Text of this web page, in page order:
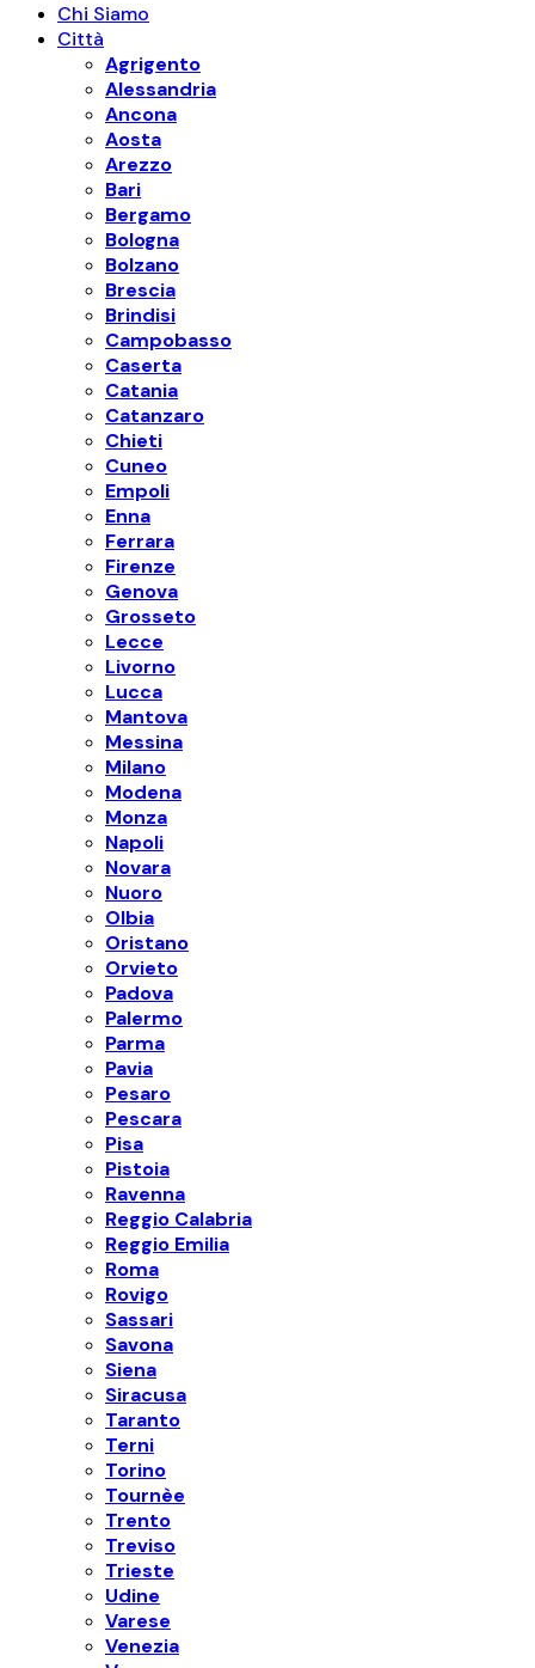
Chi Siamo
Città
Agrigento
Alessandria
Ancona
Aosta
Arezzo
Bari
Bergamo
Bologna
Bolzano
Brescia
Brindisi
Campobasso
Caserta
Catania
Catanzaro
Chieti
Cuneo
Empoli
Enna
Ferrara
Firenze
Genova
Grosseto
Lecce
Livorno
Lucca
Mantova
Messina
Milano
Modena
Monza
Napoli
Novara
Nuoro
Olbia
Oristano
Orvieto
Padova
Palermo
Parma
Pavia
Pesaro
Pescara
Pisa
Pistoia
Ravenna
Reggio Calabria
Reggio Emilia
Roma
Rovigo
Sassari
Savona
Siena
Siracusa
Taranto
Terni
Torino
Tournèe
Trento
Treviso
Trieste
Udine
Varese
Venezia